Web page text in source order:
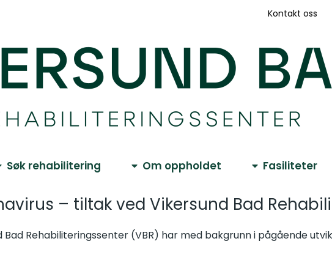
Kontakt oss
Søk rehabilitering Om oppholdet Fasiliteter
– tiltak ved Vikersund Bad
Bad Rehabiliteringssenter (VBR) har med bakgrunn i pågående